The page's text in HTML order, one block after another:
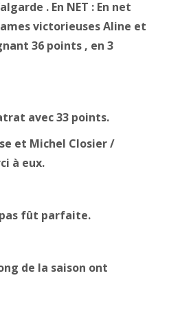
. En NET : En net
victorieuses Aline et
36 points , en 3
avec 33 points.
et Michel Closier /
à eux.
fût parfaite.
de la saison ont